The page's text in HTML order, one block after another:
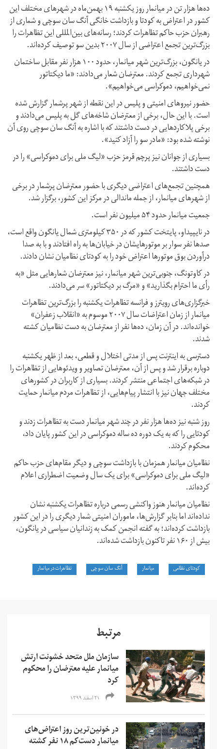
ده‌ها هزار تن در میانمار روز یکشنبه ۱۹ بهمن‌ماه در شهرهای مختلف این
کشور در اعتراض به کودتا و بازداشت خانگی آنگ سان سوچی و شماری از
رهبران حزب حاکم تظاهرات کردند؛ رسانه‌های بین‌المللی این تظاهرات را
بزرگ‌ترین تجمع اعتراضی از سال ۲۰۰۷ بدین سو توصیف کرده‌اند.
در یانگون، بزرگ‌ترین شهر میانمار، حدود ۱۰۰ هزار نفر مقابل ساختمان
شهرداری تجمع کردند. معترضان شعار می‌دادند: «ما دیکتاتور
نمی‌خواهیم، دموکراسی می‌خواهیم».
حضور نیروهای امنیتی و پلیس در این نقطه از شهر پرشمار گزارش شده
است. با این حال، برخی از معترضان شاخه‌های گل به پلیس می‌دادند و
برخی پلاکاردهایی در دست داشتند که با اشاره به آنگ سان سوچی روی آن
نوشته شده بود: «مادر سو را آزاد کنید».
بسیاری از جوانان نیز پرچم قرمز حزب «لیگ ملی برای دموکراسی» را در
دست داشتند.
همچنین تجمع‌های اعتراضی دیگری با حضور معترضان پرشمار در برخی
از شهرهای میانمار، از جمله ماندالی در مرکز این کشور، برگزار شد.
جمعیت میانمار حدود ۵۴ میلیون نفر است.
در نایپیداو، پایتخت کشور که در ۳۵۰ کیلومتری شمال یانگون واقع است،
صدها نفر سوار بر موتورهایشان در خیابان‌ها به راه افتادند و با به صدا
درآوردن بوق‌ موتورها اعتراض خود را به کودتای نظامیان نشان دادند.
در کاوتونگ، جنوبی‌ترین شهر میانمار، نیز معترضان شعارهایی مثل «به
رأی ما احترام بگذارید» و «مرگ بر دیکتاتور» سر می‌دادند.
خبرگزاری‌های رویترز و فرانسه تظاهرات یکشنبه را بزرگ‌ترین تظاهرات
میانمار از زمان اعتراضات سال ۲۰۰۷ موسوم به «انقلاب زعفران»
خوانده‌اند. در آن زمان، ده‌ها نفر از معترضان به دست نظامیان کشته
شدند.
دسترسی به اینترنت پس از مدتی اختلال و قطعی، بعد از ظهر یکشنبه
دوباره برقرار شد و پس از آن، معترضان تصاویر و ویدئوهایی از تظاهرات را
در شبکه‌های اجتماعی منتشر کردند. بسیاری از کاربران در کشورهای
مختلف جهان نیز با انتشار پیام‌هایی، از تظاهرات مردم میانمار حمایت
کردند.
روز شنبه نیز ده‌ها هزار نفر در چند شهر میانمار دست به تظاهرات زدند و
کودتایی را که به یک دوره ده ساله دموکراسی در این کشور پایان داد،
محکوم کردند.
نظامیان میانمار همزمان با بازداشت سوچی و دیگر مقام‌های حزب حاکم
«لیگ ملی برای دموکراسی» برای یک سال وضعیت اضطراری اعلام
کرده‌اند.
نظامیان میانمار هنوز واکنشی رسمی درباره تظاهرات یکشنبه نشان
نداده‌اند اما بنابر گزارش‌ها، ماموران امنیتی شمار دیگری را در این کشور
بازداشت کرده‌اند؛ به گفته انجمن کمک به زندانیان سیاسی در یانگون،
بیش از ۱۶۰ نفر تاکنون بازداشت شده‌اند.
کودتای نظامی میانمار آنگ سان سو چی تظاهرات در میانمار
مرتبط
سازمان ملل متحد خشونت ارتش
میانمار علیه معترضان را محکوم
کرد
۲۱ اسفند ۱۳۹۹
در خونین‌ترین روز اعتراض‌های
میانمار دست‌کم ۱۸ نفر کشته